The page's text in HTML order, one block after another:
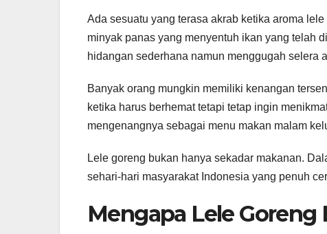
Ada sesuatu yang terasa akrab ketika aroma
minyak panas yang menyentuh ikan yang telah
hidangan sederhana namun menggugah selera
Banyak orang mungkin memiliki kenangan
ketika harus berhemat tetapi tetap ingin
mengenangnya sebagai menu makan malam
Lele goreng bukan hanya sekadar makanan.
sehari-hari masyarakat Indonesia yang penuh
Mengapa Lele